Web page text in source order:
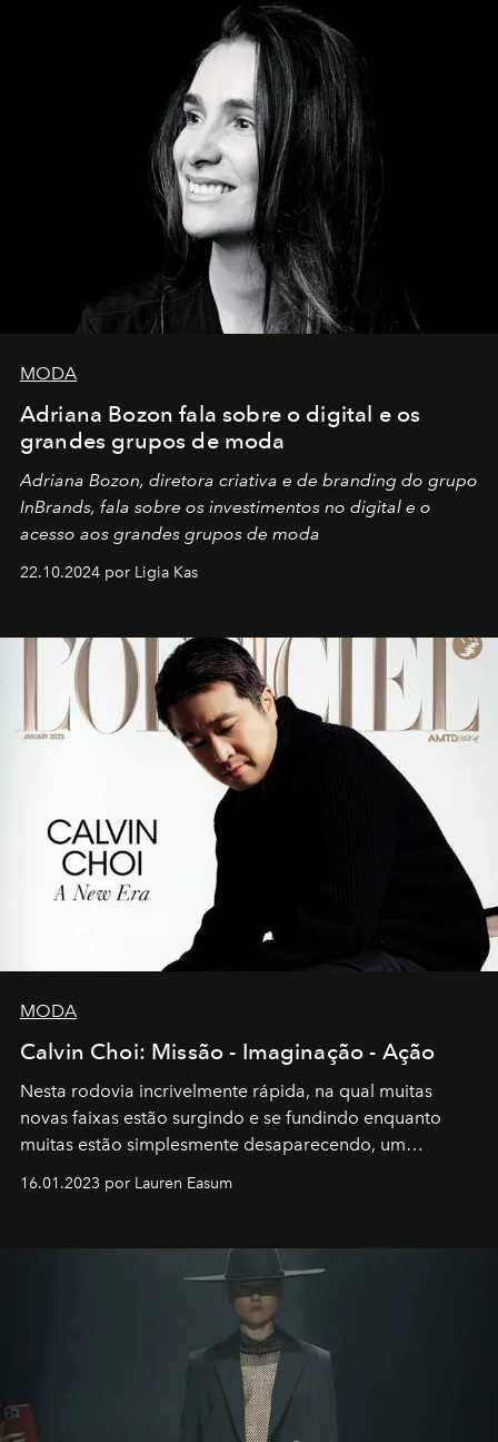
MODA
Adriana Bozon fala sobre o digital e os
grandes grupos de moda
Adriana Bozon, diretora criativa e de branding do grupo
InBrands, fala sobre os investimentos no digital e o
acesso aos grandes grupos de moda
22.10.2024 por Ligia Kas
MODA
Calvin Choi: Missão - Imaginação - Ação
Nesta rodovia incrivelmente rápida, na qual muitas
novas faixas estão surgindo e se fundindo enquanto
muitas estão simplesmente desaparecendo, um
transportador AMTD abrindo caminho para muitos
por propósitos, com um claro senso de missão na vida e
16.01.2023 por Lauren Easum